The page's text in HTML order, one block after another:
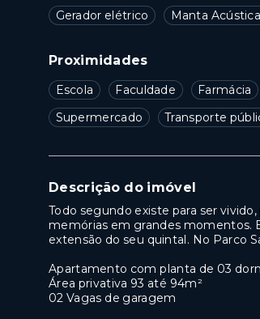
Gerador elétrico
Manta Acústica
Proximidades
Escola Faculdade Farmácia
Supermercado
Transporte
Descrição do imóvel
Todo segundo existe para ser
memórias em grandes momentos.
extensão do seu quintal. No Parco
Apartamento com planta de 03
Área privativa 93 até 94m²
02 Vagas de garagem